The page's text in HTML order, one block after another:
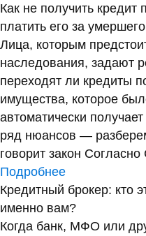
Как не получить
платить его за
Лица, которым
наследования, задают
переходят ли кредиты
имущества, которое
автоматически
ряд нюансов —
говорит закон
Подробнее
Кредитный брокер: кто
именно вам?
Когда банк, МФО или